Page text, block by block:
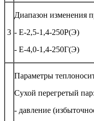
3
Диапазон изменения
- Е-2,5-1,4-250Р(Э)
- Е-4,0-1,4-250Г(Э)
Параметры
Сухой перегретый пар:
- давление